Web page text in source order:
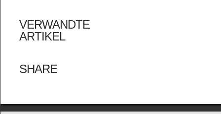
VERWANDTE
ARTIKEL
SHARE